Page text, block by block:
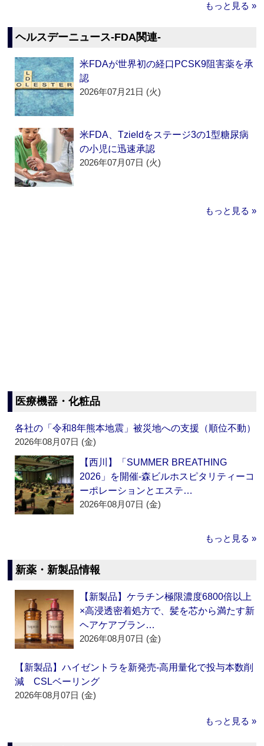
もっと見る »
ヘルスデーニュース‐FDA関連‐
米FDAが世界初の経口PCSK9阻害薬を承
認
2026年07月21日 (火)
米FDA、Tzieldをステージ3の1型糖尿病
の小児に迅速承認
2026年07月07日 (火)
もっと見る »
医療機器・化粧品
各社の「令和8年熊本地震」被災地への支援（順位不動）
2026年08月07日 (金)
【西川】「SUMMER BREATHING
2026」を開催‐森ビルホスピタリティーコ
ーポレーションとエステ…
2026年08月07日 (金)
もっと見る »
新薬・新製品情報
【新製品】ケラチン極限濃度6800倍以上
×高浸透密着処方で、髪を芯から満たす新
ヘアケアブラン…
2026年08月07日 (金)
【新製品】ハイゼントラを新発売‐高用量化で投与本数削
減 CSLベーリング
2026年08月07日 (金)
もっと見る »